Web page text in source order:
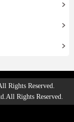
Rights Reserved.
Rights Reserved.